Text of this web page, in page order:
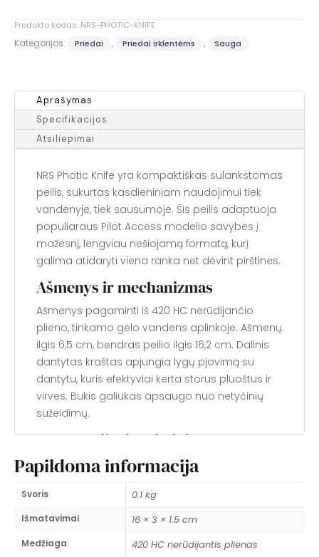
Produkto kodas: NRS-PHOTIC-KNIFE
Kategorijos: Priedai , Priedai irklentėms , Sauga
Aprašymas
Specifikacijos
Atsiliepimai
NRS Photic Knife yra kompaktiškas sulankstomas
peilis, sukurtas kasdieniniam naudojimui tiek
vandenyje, tiek sausumoje. Šis peilis adaptuoja
populiaraus Pilot Access modelio savybes į
mažesnį, lengviau nešiojamą formatą, kurį
galima atidaryti viena ranka net dėvint pirštines.
Ašmenys ir mechanizmas
Ašmenys pagaminti iš 420 HC nerūdijančio
plieno, tinkamo gėlo vandens aplinkoje. Ašmenų
ilgis 6,5 cm, bendras peilio ilgis 16,2 cm. Dalinis
dantytas kraštas apjungia lygų pjovimą su
dantytu, kuris efektyviai kerta storus pluoštus ir
virves. Bukis galiukas apsaugo nuo netyčinių
sužeidimų.
Ergonomika ir tvirtinimas
Tekstūruota G10 rankena užtikrina tvirtą sukibimą
net šlapiomis rankomis. Liner-lock
mechanizmas saugiai fiksuoja ašmenis
atidarytuose ir uždarytose pozicijose. Keturių
pozicijų kišeninis klipas leidžia tvirtinti prie kelnių
kišenės arba gelbėjimosi liemenės. Padidintas
Papildoma informacija
Svoris 0.1 kg
Išmatavimai 16 × 3 × 1.5 cm
Medžiaga 420 HC nerūdijantis plienas